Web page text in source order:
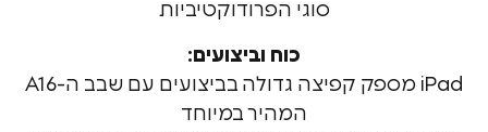
סוגי הפרודוקטיביות
כוח וביצועים:
iPad מספק קפיצה גדולה בביצועים עם שבב ה-A16
המהיר במיוחד